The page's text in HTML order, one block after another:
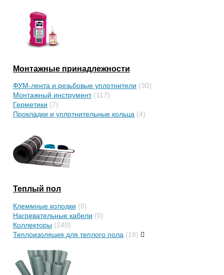
Монтажные принадлежности
ФУМ-лента и резьбовые уплотнители (30)
Монтажный инструмент (117)
Герметики (7)
Прокладки и уплотнительные кольца (4)
Теплый пол
Клеммные колодки (0)
Нагревательные кабели (0)
Коллекторы (240)
Теплоизоляция для теплого пола (18)